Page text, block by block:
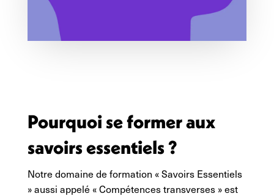
Pourquoi se former aux
savoirs essentiels ?
Notre domaine de formation « Savoirs Essentiels
» aussi appelé « Compétences transverses » est